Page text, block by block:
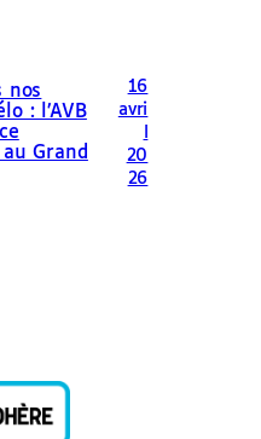
nos
: l’AVB
Grand
16
avri
20
26